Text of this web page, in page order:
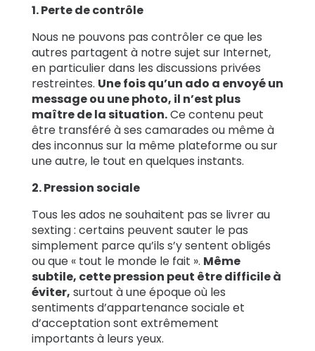
1. Perte de contrôle
Nous ne pouvons pas contrôler ce que les
autres partagent à notre sujet sur Internet,
en particulier dans les discussions privées
restreintes. Une fois qu’un ado a envoyé un
message ou une photo, il n’est plus
maître de la situation.Ce contenu peut
être transféré à ses camarades ou même à
des inconnus sur la même plateforme ou sur
une autre, le tout en quelques instants.
2. Pression sociale
Tous les ados ne souhaitent pas se livrer au
sexting : certains peuvent sauter le pas
simplement parce qu’ils s’y sentent obligés
ou que « tout le monde le fait ». Même
subtile, cette pression peut être difficile à
éviter, surtout à une époque où les
sentiments d’appartenance sociale et
d’acceptation sont extrêmement
importants à leurs yeux.